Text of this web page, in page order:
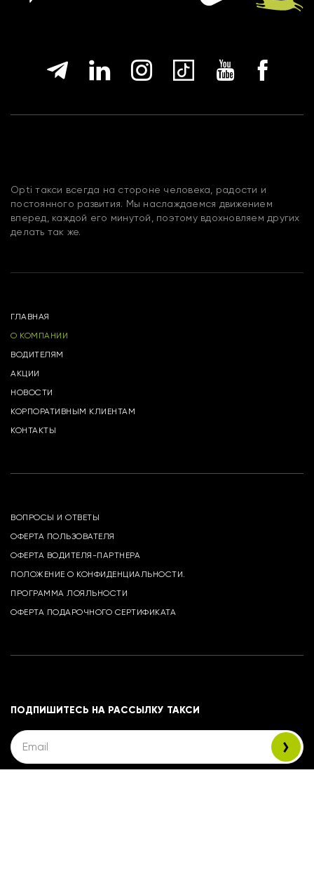
Opti такси всегда на стороне человека, радости и
постоянного развития. Мы наслаждаемся движением
вперед, каждой его минутой, поэтому вдохновляем других
делать так же.
ГЛАВНАЯ
О КОМПАНИИ
ВОДИТЕЛЯМ
АКЦИИ
НОВОСТИ
КОРПОРАТИВНЫМ КЛИЕНТАМ
КОНТАКТЫ
ВОПРОСЫ И ОТВЕТЫ
ОФЕРТА ПОЛЬЗОВАТЕЛЯ
ОФЕРТА ВОДИТЕЛЯ-ПАРТНЕРА
ПОЛОЖЕНИЕ О КОНФИДЕНЦИАЛЬНОСТИ.
ПРОГРАММА ЛОЯЛЬНОСТИ
ОФЕРТА ПОДАРОЧНОГО СЕРТИФИКАТА
ПОДПИШИТЕСЬ НА РАССЫЛКУ ТАКСИ